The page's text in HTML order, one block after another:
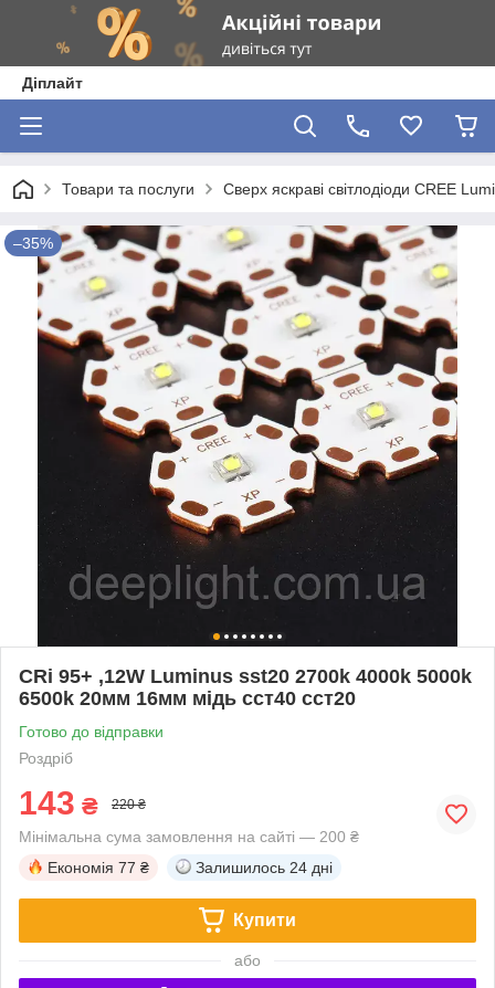
Діплайт
Товари та послуги Сверх яскраві світлодіоди CREE
–35%
CRi 95+ ,12W Luminus sst20 2700k 4000k 5000k
6500k 20мм 16мм мідь сст40 сст20
Готово до відправки
Роздріб
143 ₴ 220 ₴
Мінімальна сума замовлення на сайті — 200 ₴
Економія 77 ₴ Залишилось 24 дні
Купити
або